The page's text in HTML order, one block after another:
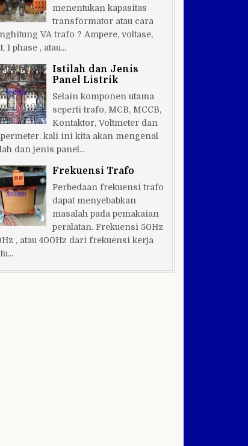
menentukan kapasitas
transformator atau cara
VA trafo ? Ampere, voltase,
1 phase , atau...
Istilah dan Jenis
Panel Listrik
Selain komponen utama
seperti trafo, MCB, MCCB,
Kontaktor, Voltmeter dan
kali ini kita akan mengenal
dan jenis panel...
Frekuensi Trafo
Perbedaan frekuensi trafo
dapat menyebabkan
masalah pada pemakaian
peralatan. Frekuensi 50Hz
, atau 400Hz dari frekuensi kerja